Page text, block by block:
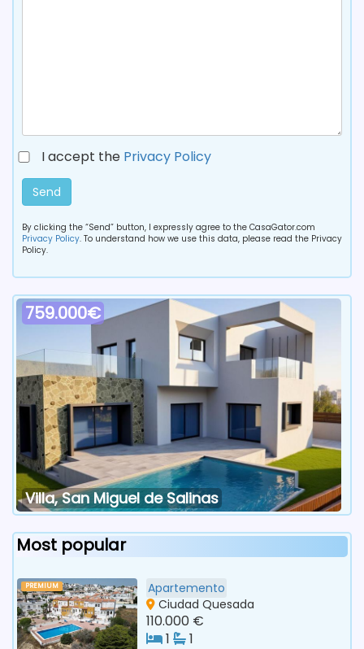
I accept the Privacy Policy
Send
By clicking the “Send” button, I expressly agree to the CasaGator.com
Privacy Policy. To understand how we use this data, please read the Privacy
Policy.
759.000€
Villa, San Miguel de Salinas
Most popular
PREMIUM
Apartemento
Ciudad Quesada
110.000 €
1
1